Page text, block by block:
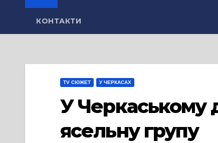
КОНТАКТИ
TV СЮЖЕТ У ЧЕРКАСАХ
У Черкаському
ясельну групу